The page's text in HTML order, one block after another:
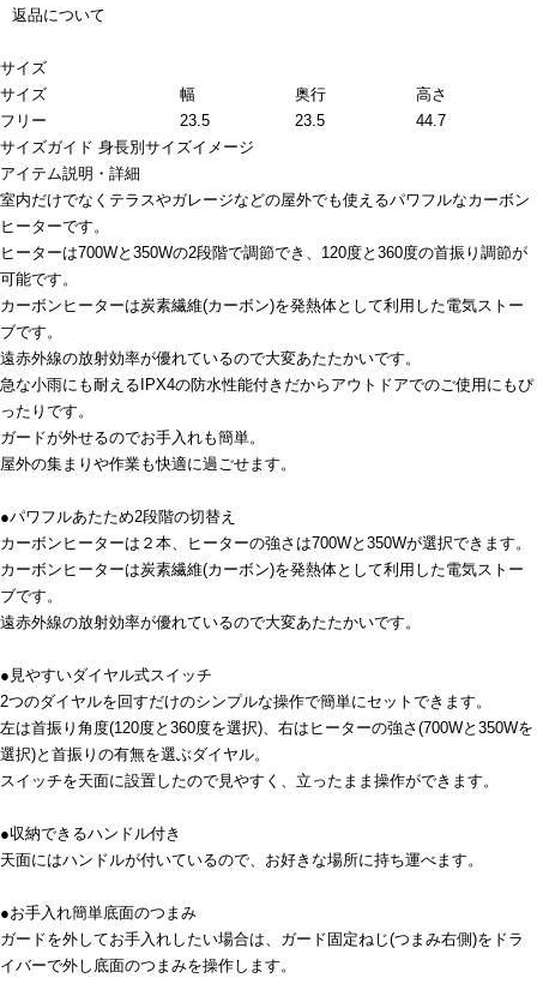
返品について
サイズ
サイズ
幅 奥行
高さ
フリー
23.5 23.5
44.7
サイズガイド 身長別サイズイメージ
アイテム説明・詳細
室内だけでなくテラスやガレージなどの屋外でも使えるパワフルなカーボン
ヒーターです。
ヒーターは700Wと350Wの2段階で調節でき、120度と360度の首振り調節が
可能です。
カーボンヒーターは炭素繊維(カーボン)を発熱体として利用した電気ストー
ブです。
遠赤外線の放射効率が優れているので大変あたたかいです。
急な小雨にも耐えるIPX4の防水性能付きだからアウトドアでのご使用にもぴ
ったりです。
ガードが外せるのでお手入れも簡単。
屋外の集まりや作業も快適に過ごせます。
●パワフルあたため2段階の切替え
カーボンヒーターは２本、ヒーターの強さは700Wと350Wが選択できます。
カーボンヒーターは炭素繊維(カーボン)を発熱体として利用した電気ストー
ブです。
遠赤外線の放射効率が優れているので大変あたたかいです。
●見やすいダイヤル式スイッチ
2つのダイヤルを回すだけのシンプルな操作で簡単にセットできます。
左は首振り角度(120度と360度を選択)、右はヒーターの強さ(700Wと350Wを
選択)と首振りの有無を選ぶダイヤル。
スイッチを天面に設置したので見やすく、立ったまま操作ができます。
●収納できるハンドル付き
天面にはハンドルが付いているので、お好きな場所に持ち運べます。
●お手入れ簡単底面のつまみ
ガードを外してお手入れしたい場合は、ガード固定ねじ(つまみ右側)をドラ
イバーで外し底面のつまみを操作します。